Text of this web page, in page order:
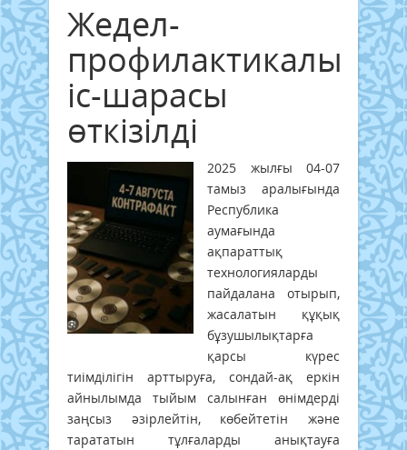
Жедел-
профилактикалық
іс-шарасы
өткізілді
2025 жылғы 04-07
тамыз аралығында
Республика
аумағында
ақпараттық
технологияларды
пайдалана отырып,
жасалатын құқық
бұзушылықтарға
қарсы күрес
тиімділігін арттыруға, сондай-ақ еркін
айнылымда тыйым салынған өнімдерді
заңсыз әзірлейтін, көбейтетін және
тарататын тұлғаларды анықтауға